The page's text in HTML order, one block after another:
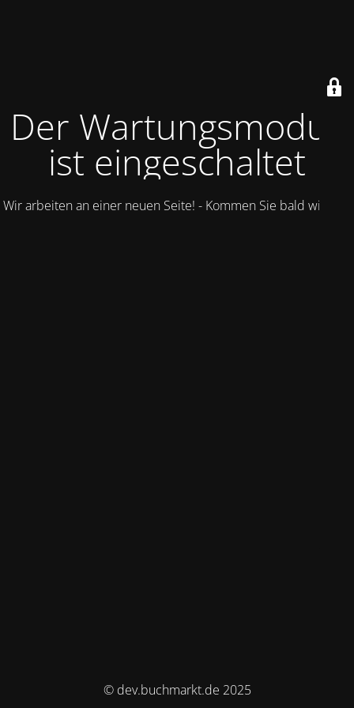
Der Wartungsmodus
ist eingeschaltet
Wir arbeiten an einer neuen Seite! - Kommen Sie bald wieder.
© dev.buchmarkt.de 2025